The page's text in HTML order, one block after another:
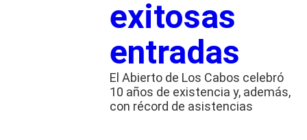
exitosas
entradas
El Abierto de Los Cabos celebró
10 años de existencia y, además,
con récord de asistencias